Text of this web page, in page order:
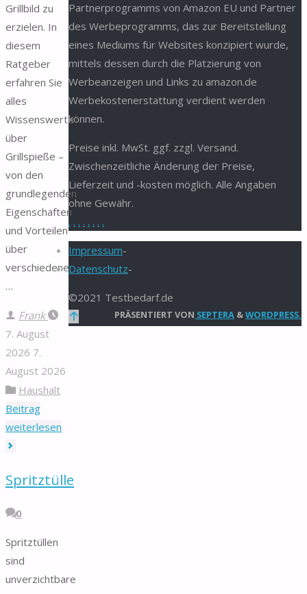
Grillbild zu
erzielen. In
diesem
Ratgeber
erfahren Sie
alles
Wissenswerte
über
Grillspieße –
von den
grundlegenden
Eigenschaften
und Vorteilen
über
verschiedene
…
Frank
7. August
2026 7.
August 2026
Haushalt
Beitrag
weiterlesen
Spritztülle
0
Spritztüllen
sind
unverzichtbare
Partnerprogramms von Amazon EU und Partner
des Werbeprogramms, das zur Bereitstellung
eines Mediums für Websites konzipiert wurde,
mittels dessen durch die Platzierung von
Werbeanzeigen und Links zu amazon.de
Werbekostenerstattung verdient werden
können.
Preise inkl. MwSt. ggf. zzgl. Versand.
Zwischenzeitliche Änderung der Preise,
Lieferzeit und -kosten möglich. Alle Angaben
ohne Gewähr.
. . . . . . . .
Impressum-
Datenschutz-
©2021 Testbedarf.de
PRÄSENTIERT VON SEPTERA &WORDPRESS.
Zurück